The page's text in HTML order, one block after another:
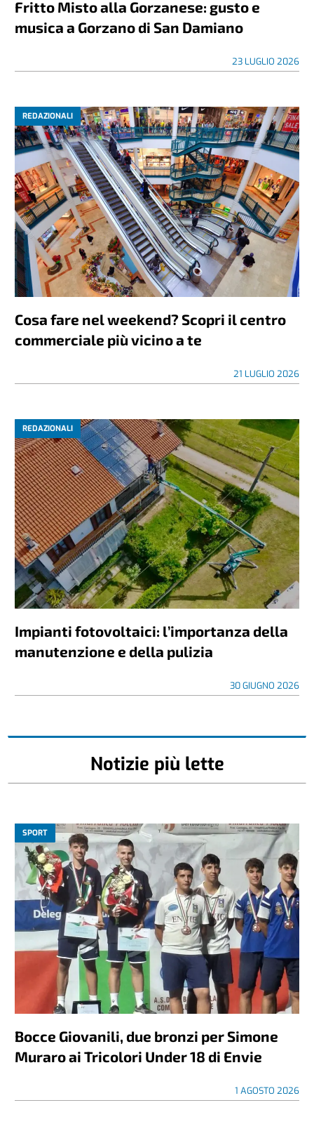
Fritto Misto alla Gorzanese: gusto e
musica a Gorzano di San Damiano
23 LUGLIO 2026
REDAZIONALI
Cosa fare nel weekend? Scopri il centro
commerciale più vicino a te
21 LUGLIO 2026
REDAZIONALI
Impianti fotovoltaici: l’importanza della
manutenzione e della pulizia
30 GIUGNO 2026
Notizie più lette
SPORT
Bocce Giovanili, due bronzi per Simone
Muraro ai Tricolori Under 18 di Envie
1 AGOSTO 2026